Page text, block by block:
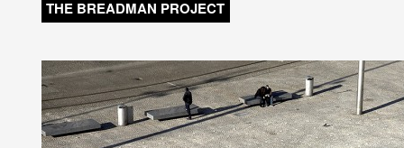
THE BREADMAN PROJECT